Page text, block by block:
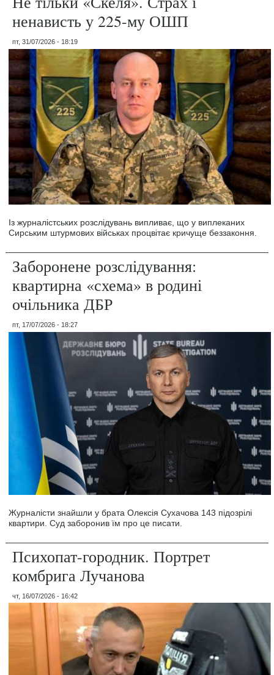
ненависть у 225-му ОШП
пт, 31/07/2026 - 18:19
Із журналістських розслідувань випливає, що у виплеканих
Сирським штурмових військах процвітає кричуще беззаконня.
Заборонене розслідування:
квартирна «схема» в родині
очільника ДБР
пт, 17/07/2026 - 18:27
Журналісти знайшли у брата Олексія Сухачова 143 підозрілі
квартири. Суд заборонив їм про це писати.
Психопат-городник. Портрет
комбрига Лучанова
чт, 16/07/2026 - 16:42